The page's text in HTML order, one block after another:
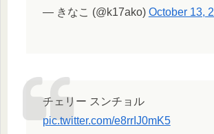
— きなこ (@k17ako) October 13,
チェリー スンチョル
pic.twitter.com/e8rrIJ0mK5